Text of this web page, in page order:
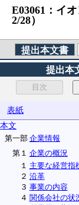
E03061：イ
2/28）
提出本文書
提出本